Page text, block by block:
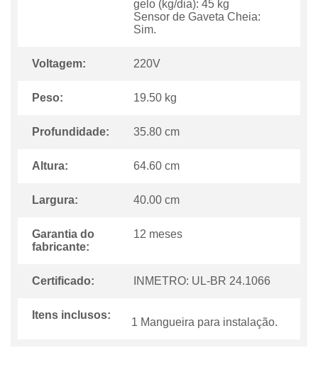
gelo (kg/dia): 45 kg
Sensor de Gaveta Cheia:
Sim.
Voltagem: 220V
Peso: 19.50 kg
Profundidade: 35.80 cm
Altura: 64.60 cm
Largura: 40.00 cm
Garantia do
fabricante:
12 meses
Certificado: INMETRO: UL-BR 24.1066
Itens inclusos:
1 Mangueira para instalação.